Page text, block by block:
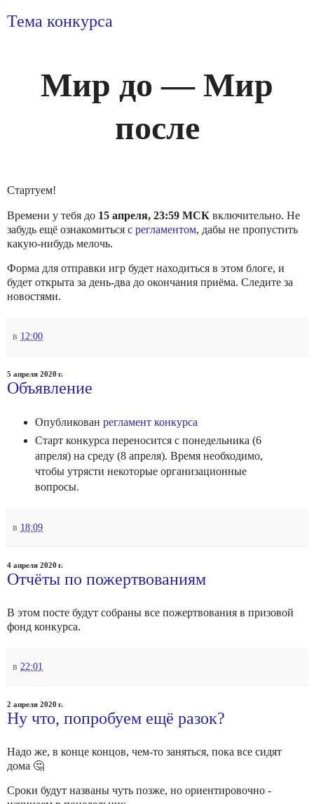
Тема конкурса
Мир до — Мир
после
Стартуем!
Времени у тебя до 15 апреля, 23:59 МСК включительно. Не
забудь ещё ознакомиться с регламентом, дабы не пропустить
какую-нибудь мелочь.
Форма для отправки игр будет находиться в этом блоге, и
будет открыта за день-два до окончания приёма. Следите за
новостями.
в 12:00
5 апреля 2020 г.
Объявление
Опубликован регламент конкурса
Старт конкурса переносится с понедельника (6
апреля) на среду (8 апреля). Время необходимо,
чтобы утрясти некоторые организационные
вопросы.
в 18:09
4 апреля 2020 г.
Отчёты по пожертвованиям
В этом посте будут собраны все пожертвования в призовой
фонд конкурса.
в 22:01
2 апреля 2020 г.
Ну что, попробуем ещё разок?
Надо же, в конце концов, чем-то заняться, пока все сидят
дома 🤔
Сроки будут названы чуть позже, но ориентировочно -